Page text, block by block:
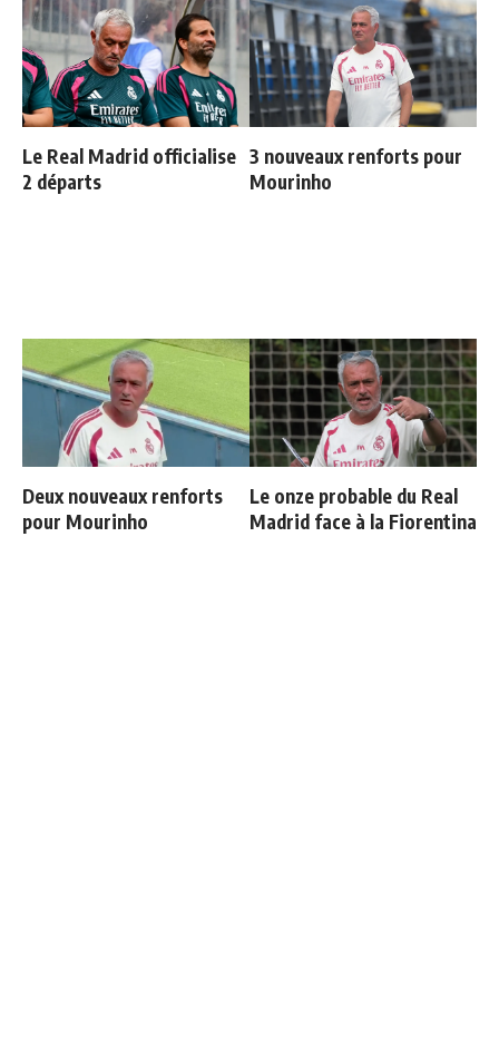
Le Real Madrid officialise
2 départs
3 nouveaux renforts pour
Mourinho
Deux nouveaux renforts
pour Mourinho
Le onze probable du Real
Madrid face à la Fiorentina